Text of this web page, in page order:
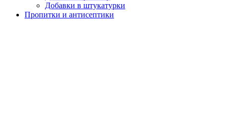
Добавки в штукатурки
Пропитки и антисептики